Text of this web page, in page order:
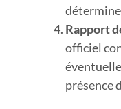
Rapport
officiel
présence